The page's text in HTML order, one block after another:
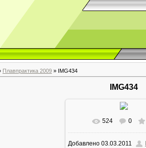
Плавпрактика 2009 » IMG434
IMG434
524 0
Добавлено 03.03.2011